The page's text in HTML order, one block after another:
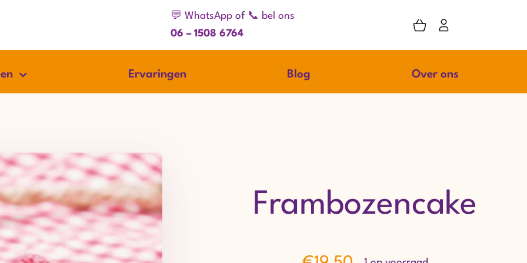
💬 WhatsAppof 📞 bel ons
06 – 1508 6764
Ervaringen Blog Over ons
Frambozencake